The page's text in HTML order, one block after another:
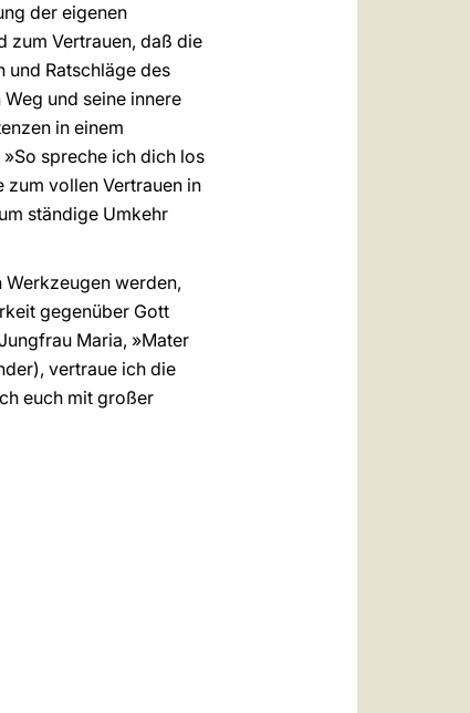
der eigenen
zum Vertrauen, daß die
und Ratschläge des
und seine innere
in einem
spreche ich dich los
zum vollen Vertrauen in
ständige Umkehr
werden,
gegenüber Gott
Maria, »Mater
vertraue ich die
euch mit großer